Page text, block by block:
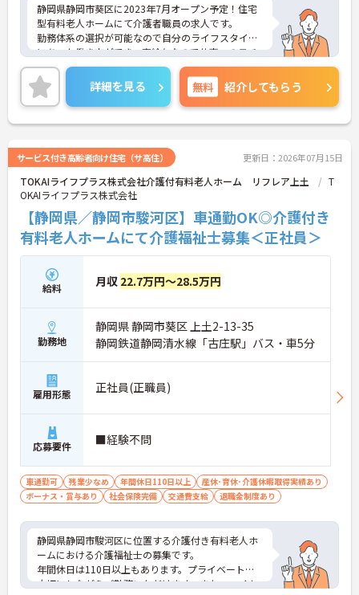
静岡県静岡市葵区に2023年7月オープン予定！住宅
型有料老人ホームにて介護者職員の求人です。
勤務体系の選択が可能なので自分のライフスタイル
にあった働き方ができ、高給与なので仕事へのモチ
ベーションにつながります。今後も施設を複数展開
予定なので、管理職のポストに就くチャンスも豊富
です。
また、福利厚生が整っており、長期的に勤務可能な
環境が整っております。ご興味をお持ちの方は、お
詳細を見る 無料 紹介してもらう
サービス付き高齢者向け住宅（サ高住） 更新日：2026年07月15日
TOKAIライフプラス株式会社介護付有料老人ホーム リフレア上土
T
OKAIライフプラス株式会社
【静岡県／静岡市駿河区】車通勤OK◎介護付き
有料老人ホームにて介護福祉士募集＜正社員＞
給料 月収 22.7万円～28.5万円
勤務地
静岡県 静岡市葵区 上土2-13-35
静岡鉄道静岡清水線「古庄駅」バス・車5分
雇用形態 正社員(正職員)
応募要件 ■経験不問
車通勤可 残業少なめ 年間休日110日以上
産休･育休･介護休暇取得実績あり
ボーナス・賞与あり
社会保険完備 交通費支給 退職金制度あり
静岡県静岡市駿河区に位置する介護付き有料老人ホ
ームにおける介護福祉士の募集です。
年間休日は110日以上もあります。プライベートを
大切にしながらご勤務いただけます。また、マイカ